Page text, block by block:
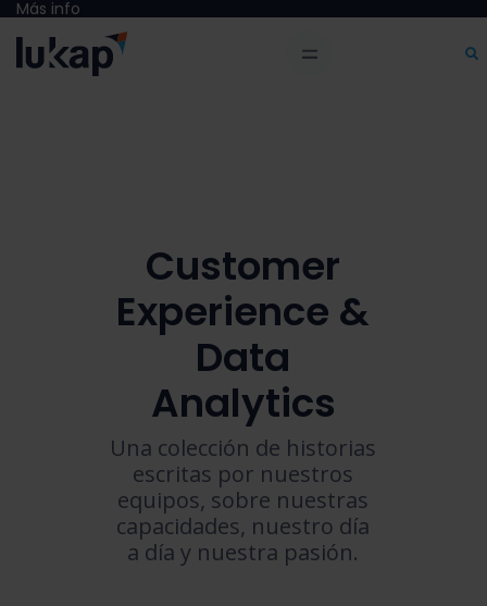
Más info
Customer
Experience &
Data
Analytics
Una colección de historias
escritas por nuestros
equipos, sobre nuestras
capacidades, nuestro día
a día y nuestra pasión.